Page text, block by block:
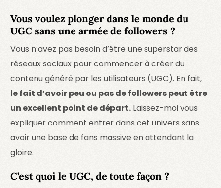
Vous voulez plonger dans le monde du
UGC sans une armée de followers ?
Vous n’avez pas besoin d’être une superstar des
réseaux sociaux pour commencer à créer du
contenu généré par les utilisateurs (UGC). En fait,
le fait d’avoir peu ou pas de followers peut être
un excellent point de départ. Laissez-moi vous
expliquer comment entrer dans cet univers sans
avoir une base de fans massive en attendant la
gloire.
C’est quoi le UGC, de toute façon ?